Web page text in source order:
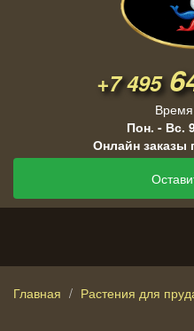
+7 495
Пон. - Вс.
Онлайн заказы
Главная Растения для